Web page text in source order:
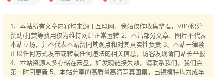
1、本站所有文章内容均来源于互联网，我站仅作收集整理，VIP/积分
赞助/打赏等费用仅为维持网站正常运转 2、本站部分文章、图片不代表
本站立场，并不代表本站赞同其观点和对其真实性负责 3、本站一律禁
止以任何方式发布或转载任何违法的相关信息，访客发现请向站长举报
4、本站资源大多存储在云盘，如发现链接失效，请联系我们，我们会
第一时间更新 5、本站分享的高质量高清写真图集，出镜模特均为成年